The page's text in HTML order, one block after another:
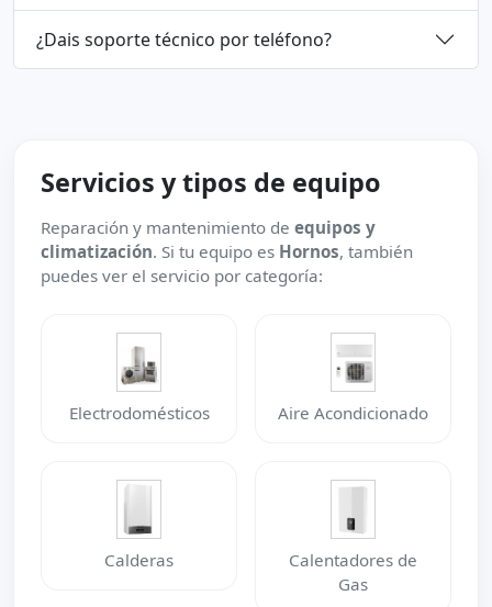
¿Dais soporte técnico por teléfono?
Servicios y tipos de equipo
Reparación y mantenimiento de equipos y
climatización. Si tu equipo es Hornos, también
puedes ver el servicio por categoría:
Electrodomésticos Aire Acondicionado
Calderas
Calentadores de
Gas